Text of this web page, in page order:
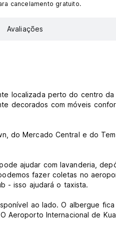
cancelamento gratuito.
Avaliações
localizada perto do centro
decorados com móveis
do Mercado Central e do
ajudar com lavanderia,
fazer coletas no
- isso ajudará o taxista.
ao lado. O albergue
Aeroporto Internacional de